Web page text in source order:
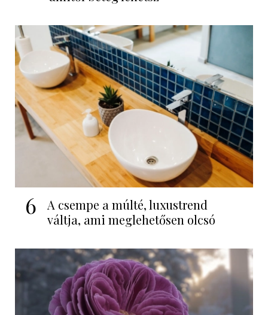
6
A csempe a múlté, luxustrend
váltja, ami meglehetősen olcsó